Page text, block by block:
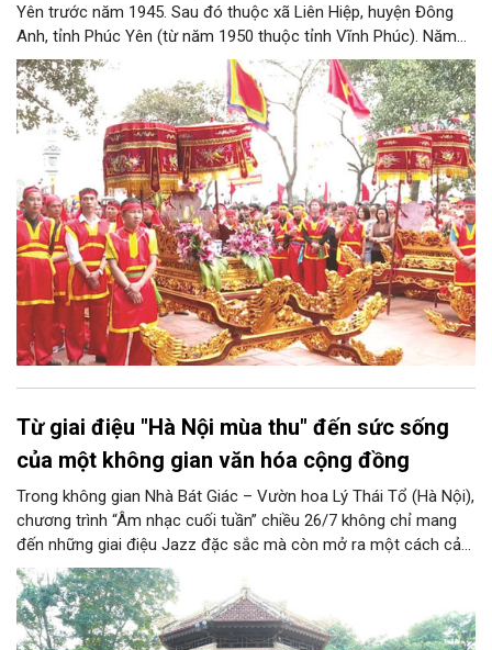
Yên trước năm 1945. Sau đó thuộc xã Liên Hiệp, huyện Đông
Anh, tỉnh Phúc Yên (từ năm 1950 thuộc tỉnh Vĩnh Phúc). Năm
1961, làng được sáp nhập vào Hà Nội. Năm 1965, Viên Nội
thuộc xã Vân Nội; từ ngày 1/7/2025 thuộc xã Phúc Thịnh, Hà
Nội. Viên Nội thờ hai vị thần là Đống Băng và Uông Tá (thời
Hùng Vương thứ 18) cùng Diệu La công chúa, nữ tướng thời Hai
Bà Trưng.
Từ giai điệu "Hà Nội mùa thu" đến sức sống
của một không gian văn hóa cộng đồng
Trong không gian Nhà Bát Giác – Vườn hoa Lý Thái Tổ (Hà Nội),
chương trình “Âm nhạc cuối tuần” chiều 26/7 không chỉ mang
đến những giai điệu Jazz đặc sắc mà còn mở ra một cách cảm
nhận mới về Hà Nội. Điểm nhấn của chương trình là ca khúc “Hà
Nội mùa thu” của nhạc sĩ Vũ Thanh đã đưa hình ảnh Thủ đô
hiện lên bằng vẻ đẹp tinh tế, giàu chiều sâu văn hóa, qua đó
khẳng định vai trò của nghệ thuật trong việc kiến tạo không